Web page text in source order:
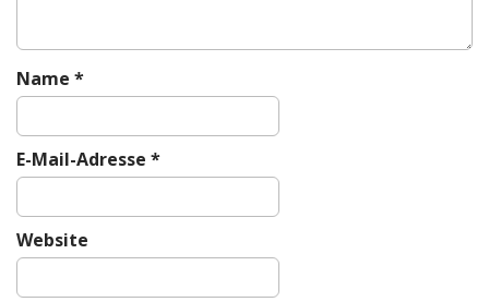
n
Name *
E-Mail-Adresse *
Website